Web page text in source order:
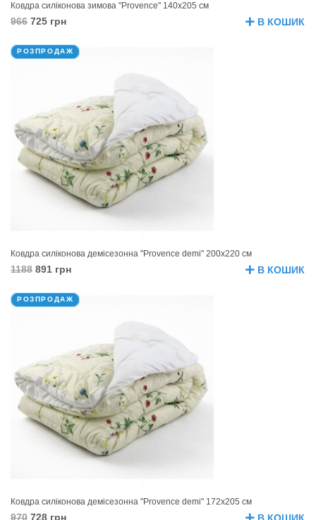
Ковдра силіконова зимова "Provence" 140х205 см
966 725 грн В КОШИК
РОЗПРОДАЖ
Ковдра силіконова демісезонна "Provence demi" 200х220 см
1188 891 грн В КОШИК
РОЗПРОДАЖ
Ковдра силіконова демісезонна "Provence demi" 172х205 см
970 728 грн